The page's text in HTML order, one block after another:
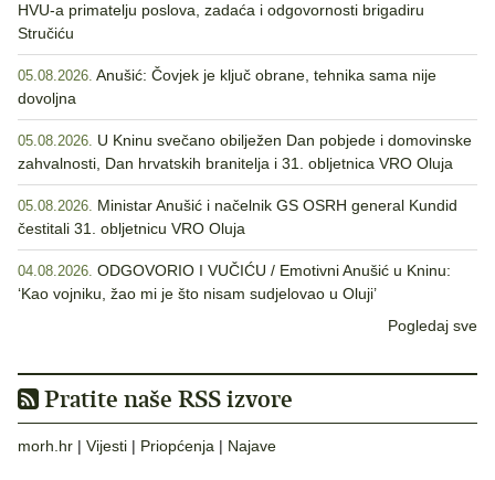
HVU-a primatelju poslova, zadaća i odgovornosti brigadiru
Stručiću
05.08.2026. Anušić: Čovjek je ključ obrane, tehnika sama nije
dovoljna
05.08.2026. U Kninu svečano obilježen Dan pobjede i domovinske
zahvalnosti, Dan hrvatskih branitelja i 31. obljetnica VRO Oluja
05.08.2026. Ministar Anušić i načelnik GS OSRH general Kundid
čestitali 31. obljetnicu VRO Oluja
04.08.2026. ODGOVORIO I VUČIĆU / Emotivni Anušić u Kninu:
‘Kao vojniku, žao mi je što nisam sudjelovao u Oluji’
Pogledaj sve
Pratite naše RSS izvore
morh.hr | Vijesti | Priopćenja | Najave